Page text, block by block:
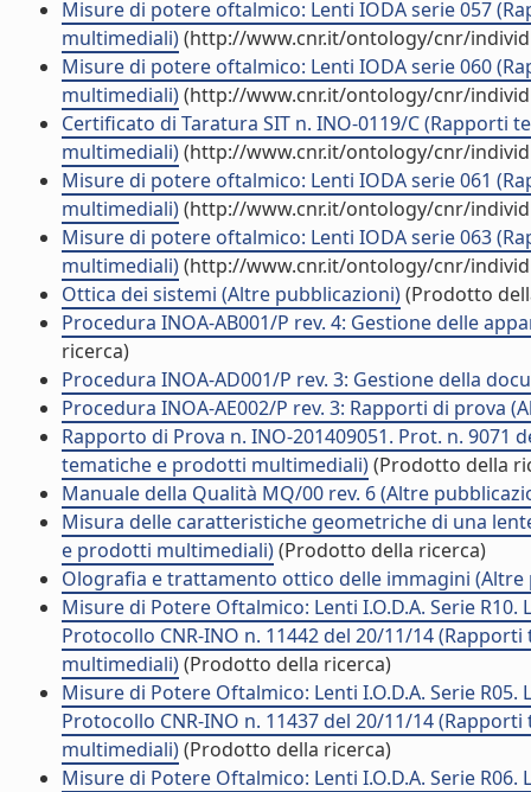
Misure di potere oftalmico: Lenti IODA serie 057
multimediali)(http://www.cnr.it/ontology/cnr/
Misure di potere oftalmico: Lenti IODA serie 060
multimediali)(http://www.cnr.it/ontology/cnr/
Certificato di Taratura SIT n. INO-0119/C
multimediali)(http://www.cnr.it/ontology/cnr/
Misure di potere oftalmico: Lenti IODA serie 061
multimediali)(http://www.cnr.it/ontology/cnr/
Misure di potere oftalmico: Lenti IODA serie 063
multimediali)(http://www.cnr.it/ontology/cnr/
Ottica dei sistemi (Altre pubblicazioni)(Prodotto
Procedura INOA-AB001/P rev. 4: Gestione delle
ricerca)
Procedura INOA-AD001/P rev. 3: Gestione della
Procedura INOA-AE002/P rev. 3: Rapporti di prova
Rapporto di Prova n. INO-201409051. Prot. n.
tematiche e prodotti multimediali)(Prodotto della
Manuale della Qualità MQ/00 rev. 6 (Altre
Misura delle caratteristiche geometriche di una
e prodotti multimediali)(Prodotto della ricerca)
Olografia e trattamento ottico delle immagini (Altre
Misure di Potere Oftalmico: Lenti I.O.D.A. Serie
Protocollo CNR-INO n. 11442 del 20/11/14
multimediali)(Prodotto della ricerca)
Misure di Potere Oftalmico: Lenti I.O.D.A. Serie
Protocollo CNR-INO n. 11437 del 20/11/14
multimediali)(Prodotto della ricerca)
Misure di Potere Oftalmico: Lenti I.O.D.A. Serie